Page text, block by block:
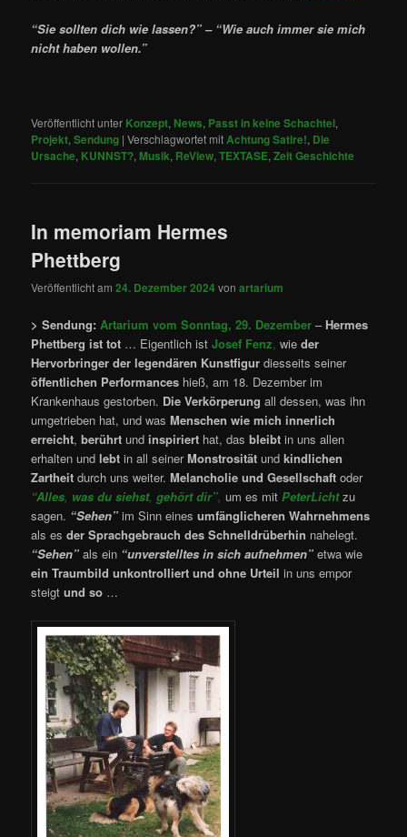
“Sie sollten dich wie lassen?” – “Wie auch immer sie mich
nicht haben wollen.”
Veröffentlicht unter Konzept, News, Passt in keine Schachtel,
Projekt,Sendung |Verschlagwortet mitAchtung Satire!, Die
Ursache, KUNNST?, Musik, ReView,TEXTASE,Zeit Geschichte
In memoriam Hermes
Phettberg
Veröffentlicht am24. Dezember 2024vonartarium
> Sendung:Artarium vom Sonntag, 29. Dezember – Hermes
Phettberg ist tot … Eigentlich istJosef Fenz, wieder
Hervorbringer der legendären Kunstfigur diesseits seiner
öffentlichen Performances hieß, am 18. Dezember im
Krankenhaus gestorben. Die Verkörperung all dessen, was ihn
umgetrieben hat, und wasMenschen wie mich innerlich
erreicht,berührt und inspiriert hat, dasbleibt in uns allen
erhalten und lebt in all seinerMonstrosität undkindlichen
Zartheit durch uns weiter.Melancholie und Gesellschaft oder
“Alles, was du siehst,gehört dir”, um es mitPeterLichtzu
sagen. “Sehen” im Sinn einesumfänglicheren Wahrnehmens
als esder Sprachgebrauch des Schnelldrüberhin nahelegt.
“Sehen” als ein “unverstelltes in sich aufnehmen” etwa wie
ein Traumbild unkontrolliert und ohne Urteil in uns empor
steigtund so …